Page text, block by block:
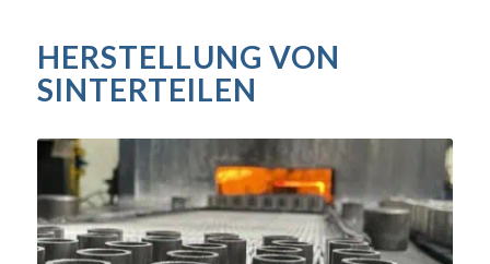
HERSTELLUNG VON
SINTERTEILEN